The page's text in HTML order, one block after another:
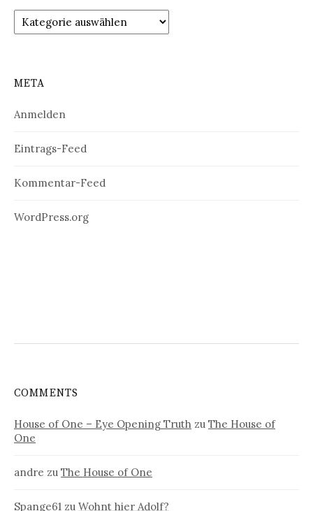
Kategorien
META
Anmelden
Eintrags-Feed
Kommentar-Feed
WordPress.org
COMMENTS
House of One – Eye Opening Truth zu The House of
One
andre zu The House of One
Spange61 zu Wohnt hier Adolf?